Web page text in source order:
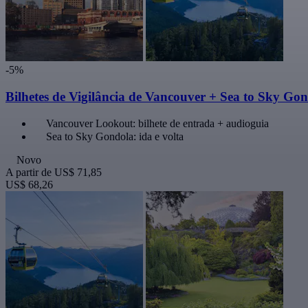
-5%
Bilhetes de Vigilância de Vancouver + Sea to Sky
Vancouver Lookout: bilhete de entrada + audioguia
Sea to Sky Gondola: ida e volta
Novo
A partir de US$ 71,85
US$ 68,26